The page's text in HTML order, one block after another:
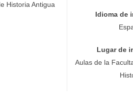
Historia Antigua
Idioma de
Lugar de
Aulas de la